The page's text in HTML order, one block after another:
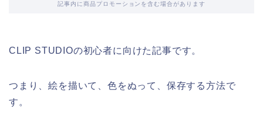
記事内に商品プロモーションを含む場合があります
CLIP STUDIOの初心者に向けた記事です。
つまり、絵を描いて、色をぬって、保存する方法で
す。